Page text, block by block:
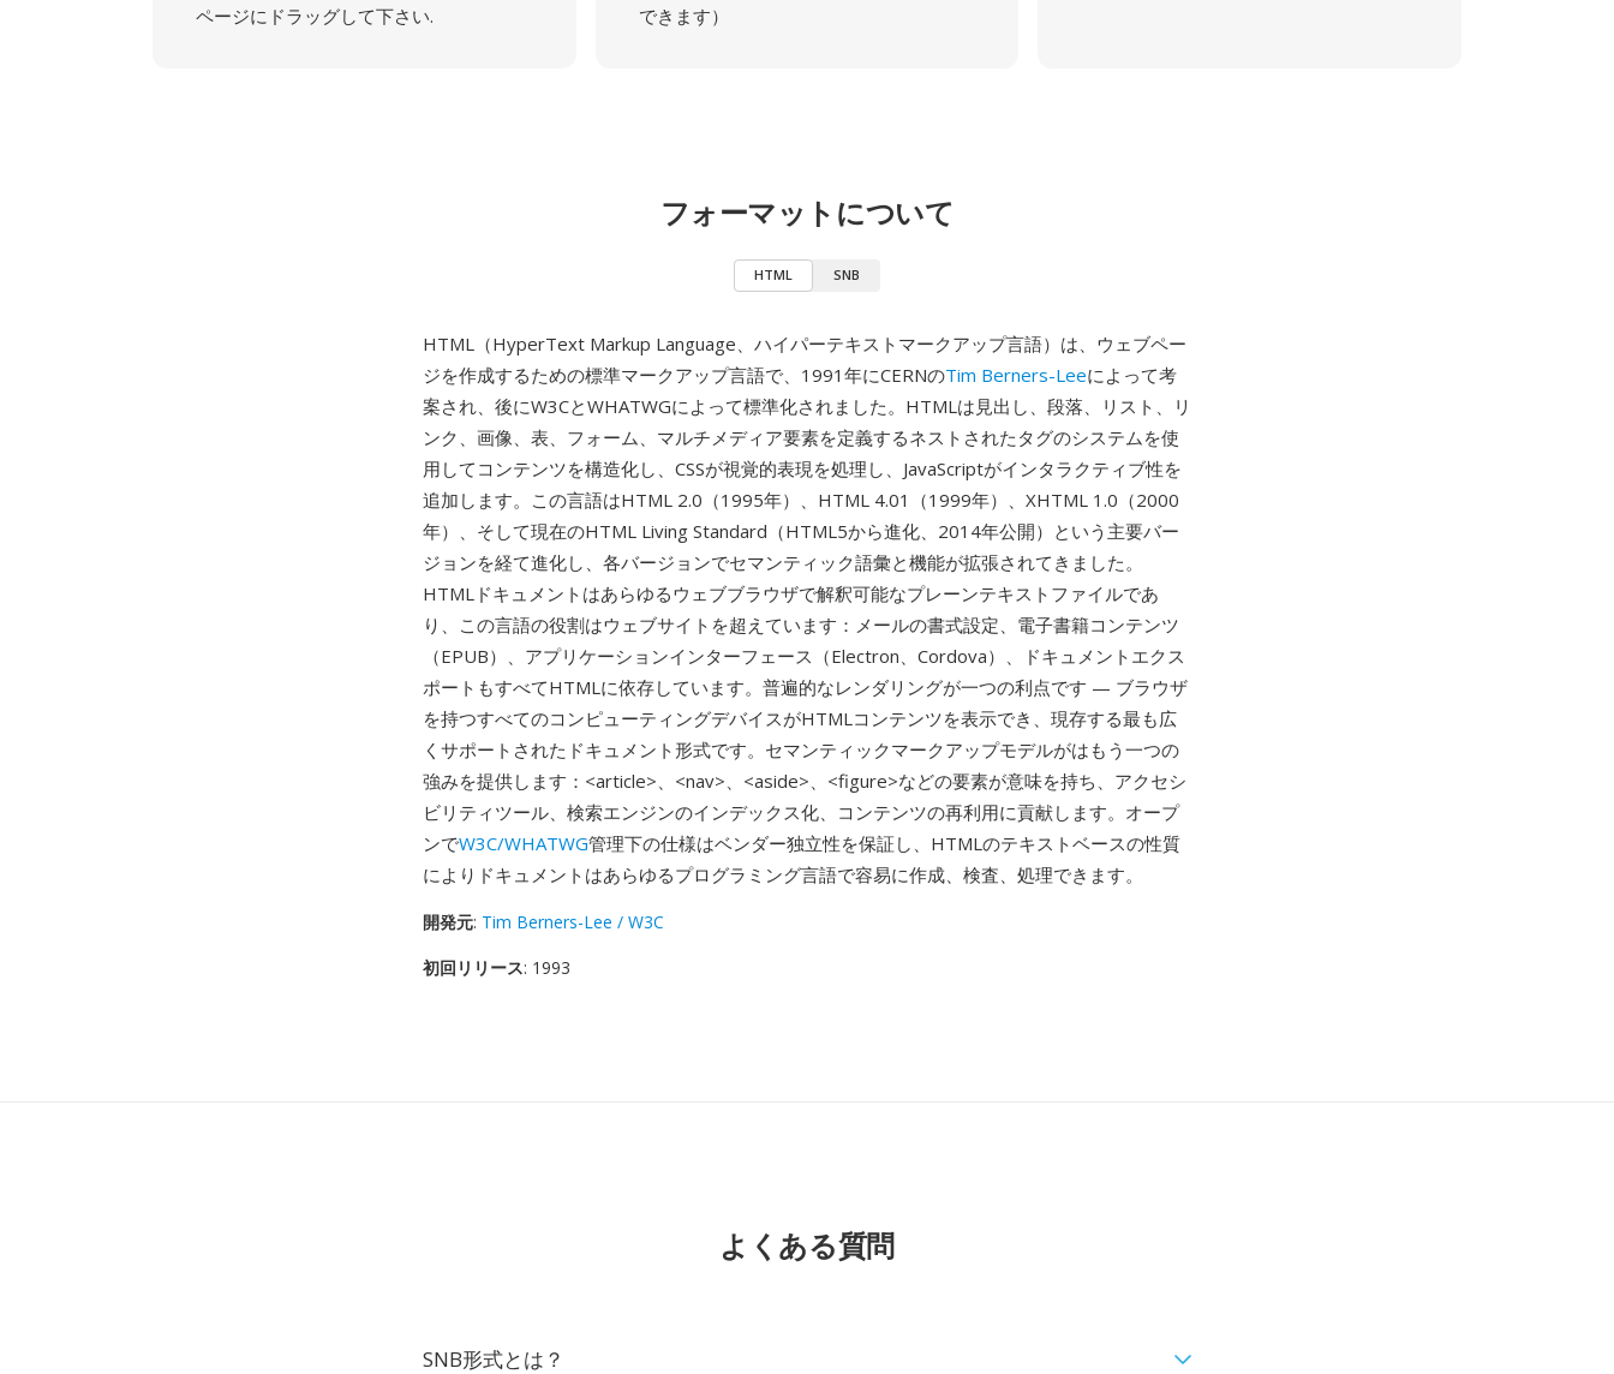
ページにドラッグして下さい.
できます）
フォーマットについて
HTML SNB
HTML（HyperText Markup Language、ハイパーテキストマークアップ言語）は、ウェブペー
ジを作成するための標準マークアップ言語で、1991年にCERNのTim Berners-Leeによって考
案され、後にW3CとWHATWGによって標準化されました。HTMLは見出し、段落、リスト、リ
ンク、画像、表、フォーム、マルチメディア要素を定義するネストされたタグのシステムを使
用してコンテンツを構造化し、CSSが視覚的表現を処理し、JavaScriptがインタラクティブ性を
追加します。この言語はHTML 2.0（1995年）、HTML 4.01（1999年）、XHTML 1.0（2000
年）、そして現在のHTML Living Standard（HTML5から進化、2014年公開）という主要バー
ジョンを経て進化し、各バージョンでセマンティック語彙と機能が拡張されてきました。
HTMLドキュメントはあらゆるウェブブラウザで解釈可能なプレーンテキストファイルであ
り、この言語の役割はウェブサイトを超えています：メールの書式設定、電子書籍コンテンツ
（EPUB）、アプリケーションインターフェース（Electron、Cordova）、ドキュメントエクス
ポートもすべてHTMLに依存しています。普遍的なレンダリングが一つの利点です — ブラウザ
を持つすべてのコンピューティングデバイスがHTMLコンテンツを表示でき、現存する最も広
くサポートされたドキュメント形式です。セマンティックマークアップモデルがはもう一つの
強みを提供します：<article>、<nav>、<aside>、<figure>などの要素が意味を持ち、アクセシ
ビリティツール、検索エンジンのインデックス化、コンテンツの再利用に貢献します。オープ
ンでW3C/WHATWG管理下の仕様はベンダー独立性を保証し、HTMLのテキストベースの性質
によりドキュメントはあらゆるプログラミング言語で容易に作成、検査、処理できます。
開発元: Tim Berners-Lee / W3C
初回リリース: 1993
よくある質問
SNB形式とは？